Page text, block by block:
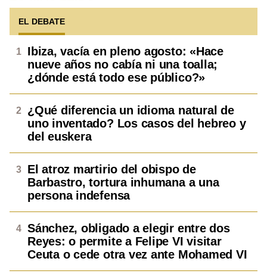
EL DEBATE
Ibiza, vacía en pleno agosto: «Hace
nueve años no cabía ni una toalla;
¿dónde está todo ese público?»
¿Qué diferencia un idioma natural de
uno inventado? Los casos del hebreo y
del euskera
El atroz martirio del obispo de
Barbastro, tortura inhumana a una
persona indefensa
Sánchez, obligado a elegir entre dos
Reyes: o permite a Felipe VI visitar
Ceuta o cede otra vez ante Mohamed VI